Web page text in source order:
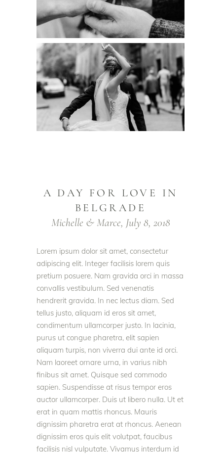
A DAY FOR LOVE IN
BELGRADE
Michelle & Marce, July 8, 2018
Lorem ipsum dolor sit amet, consectetur
adipiscing elit. Integer facilisis lorem quis
pretium posuere. Nam gravida orci in massa
convallis vestibulum. Sed venenatis
hendrerit gravida. In nec lectus diam. Sed
tellus justo, aliquam id eros sit amet,
condimentum ullamcorper justo. In lacinia,
purus ut congue pharetra, elit sapien
aliquam turpis, non viverra dui ante id orci.
Nam laoreet ornare urna, in varius nibh
finibus sit amet. Quisque sed commodo
sapien. Suspendisse at risus tempor eros
auctor ullamcorper. Duis ut libero nulla. Ut et
erat in quam mattis rhoncus. Mauris
dignissim pharetra erat at rhoncus. Aenean
dignissim eros quis elit volutpat, faucibus
facilisis nisl vulputate. Vivamus interdum id